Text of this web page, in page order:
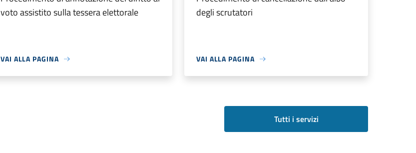
voto assistito sulla tessera elettorale
VAI ALLA PAGINA
degli scrutatori
VAI ALLA PAGINA
Tutti i servizi